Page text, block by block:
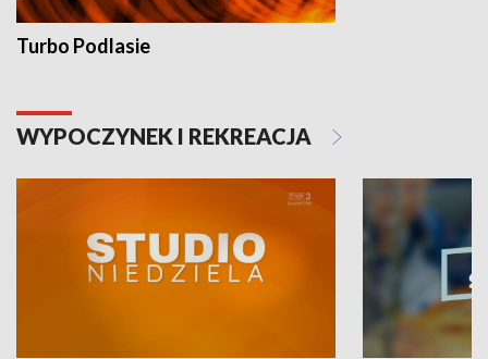
Turbo Podlasie
WYPOCZYNEK I REKREACJA